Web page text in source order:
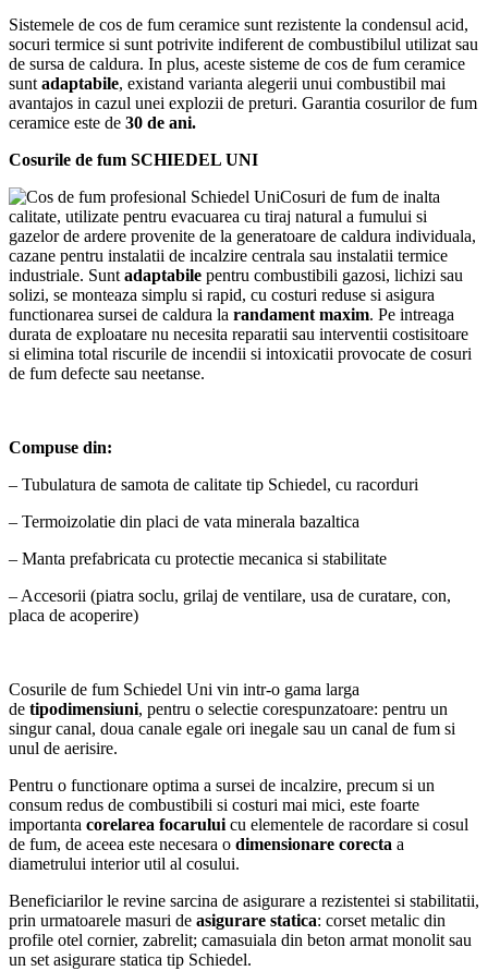
Sistemele de cos de fum ceramice sunt rezistente la condensul acid,
socuri termice si sunt potrivite indiferent de combustibilul utilizat sau
de sursa de caldura. In plus, aceste sisteme de cos de fum ceramice
sunt adaptabile, existand varianta alegerii unui combustibil mai
avantajos in cazul unei explozii de preturi. Garantia cosurilor de fum
ceramice este de 30 de ani.
Cosurile de fum SCHIEDEL UNI
Cosuri de fum de inalta
calitate, utilizate pentru evacuarea cu tiraj natural a fumului si
gazelor de ardere provenite de la generatoare de caldura individuala,
cazane pentru instalatii de incalzire centrala sau instalatii termice
industriale. Sunt adaptabile pentru combustibili gazosi, lichizi sau
solizi, se monteaza simplu si rapid, cu costuri reduse si asigura
functionarea sursei de caldura la randament maxim. Pe intreaga
durata de exploatare nu necesita reparatii sau interventii costisitoare
si elimina total riscurile de incendii si intoxicatii provocate de cosuri
de fum defecte sau neetanse.
Compuse din:
– Tubulatura de samota de calitate tip Schiedel, cu racorduri
– Termoizolatie din placi de vata minerala bazaltica
– Manta prefabricata cu protectie mecanica si stabilitate
– Accesorii (piatra soclu, grilaj de ventilare, usa de curatare, con,
placa de acoperire)
Cosurile de fum Schiedel Uni vin intr-o gama larga
de tipodimensiuni, pentru o selectie corespunzatoare: pentru un
singur canal, doua canale egale ori inegale sau un canal de fum si
unul de aerisire.
Pentru o functionare optima a sursei de incalzire, precum si un
consum redus de combustibili si costuri mai mici, este foarte
importanta corelarea focarului cu elementele de racordare si cosul
de fum, de aceea este necesara o dimensionare corecta a
diametrului interior util al cosului.
Beneficiarilor le revine sarcina de asigurare a rezistentei si stabilitatii,
prin urmatoarele masuri de asigurare statica: corset metalic din
profile otel cornier, zabrelit; camasuiala din beton armat monolit sau
un set asigurare statica tip Schiedel.